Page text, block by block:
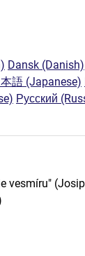
Dansk (Danish)
語 (Japanese)
Русский
vesmíru"